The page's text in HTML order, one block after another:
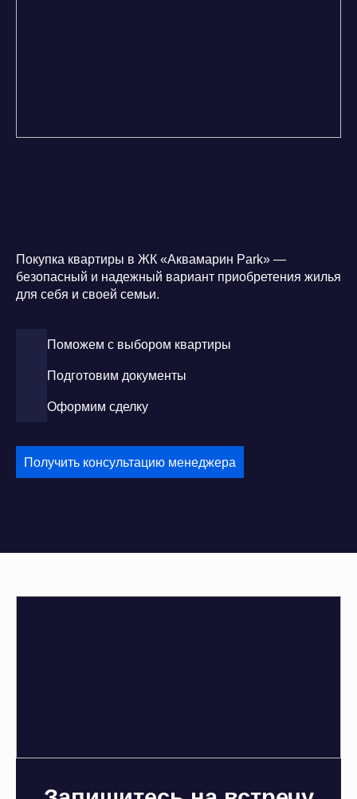
Покупка квартиры в ЖК «Аквамарин Park» —
безопасный и надежный вариант приобретения жилья
для себя и своей семьи.
Поможем с выбором квартиры
Подготовим документы
Оформим сделку
Получить консультацию менеджера